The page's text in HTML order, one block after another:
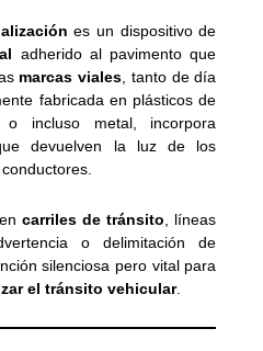
es un dispositivo de
adherido al pavimento que
marcas viales , tanto de día
fabricada en plásticos de
incluso metal, incorpora
devuelven la luz de los
carriles de tránsito , líneas
o delimitación de
silenciosa pero vital para
el tránsito vehicular.